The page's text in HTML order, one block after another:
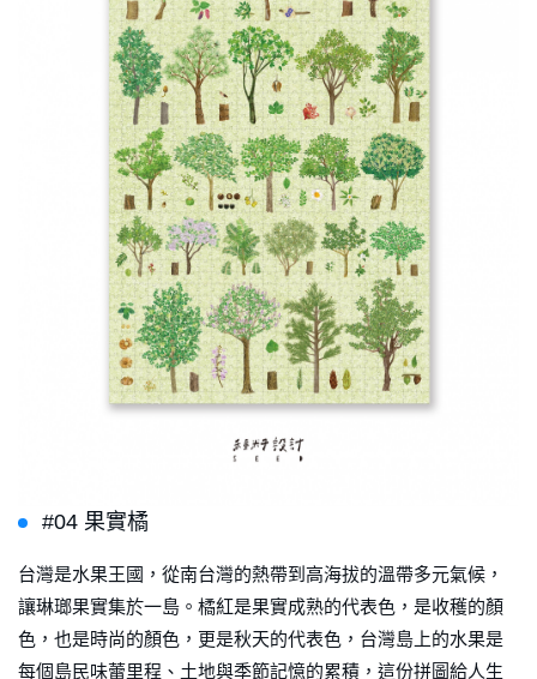
#04 果實橘
台灣是水果王國，從南台灣的熱帶到高海拔的溫帶多元氣候，
讓琳瑯果實集於一島。橘紅是果實成熟的代表色，是收穫的顏
色，也是時尚的顏色，更是秋天的代表色，台灣島上的水果是
每個島民味蕾里程、土地與季節記憶的累積，這份拼圖給人生